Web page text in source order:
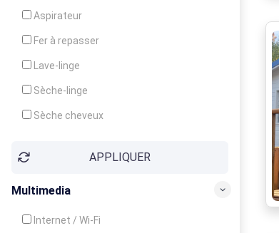
Aspirateur
Fer à repasser
Lave-linge
Sèche-linge
Sèche cheveux
APPLIQUER
Multimedia
Internet / Wi-Fi